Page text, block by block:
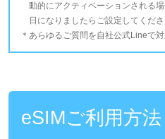
動的にアクティベーションされる
日になりましたらご設定してくださ
あらゆるご質問を自社公式Lineで
eSIMご利用方